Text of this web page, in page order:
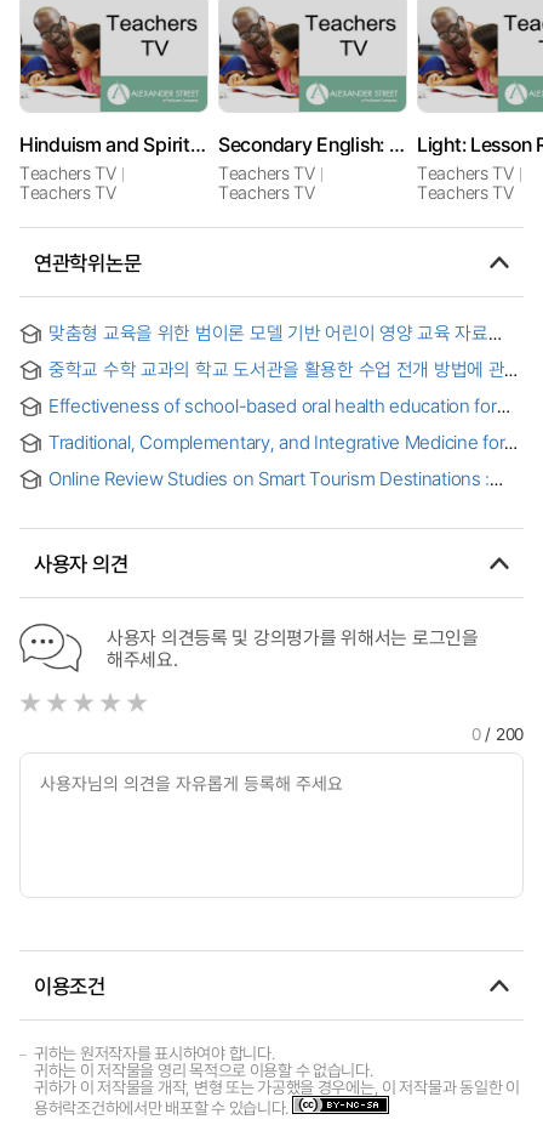
Hinduism and Spirituality: A Lesson
Teachers TV
Teachers TV
Secondary English: Decoding and Writing Reviews
Teachers TV
Teachers TV
Light: Lesson
Teachers TV
Teachers TV
연관학위논문
맞춤형 교육을 위한 범이론 모델 기반 어린이 영양 교육 자료
분류 및 평가
중학교 수학 교과의 학교 도서관을 활용한 수업 전개 방법에 관한
Effectiveness of school-based oral health education for
countries : systematic review and situation analysis of
Ghana
Traditional, Complementary, and Integrative Medicine for
Online Review Studies on Smart Tourism Destinations :
사용자 의견
사용자 의견등록 및 강의평가를 위해서는 로그인을
해주세요.
0/ 200
이용조건
귀하는 원저작자를 표시하여야 합니다.
귀하는 이 저작물을 영리 목적으로 이용할 수 없습니다.
귀하가 이 저작물을 개작, 변형 또는 가공했을 경우에는, 이 저작물과 동일한 이
용허락조건하에서만 배포할 수 있습니다.